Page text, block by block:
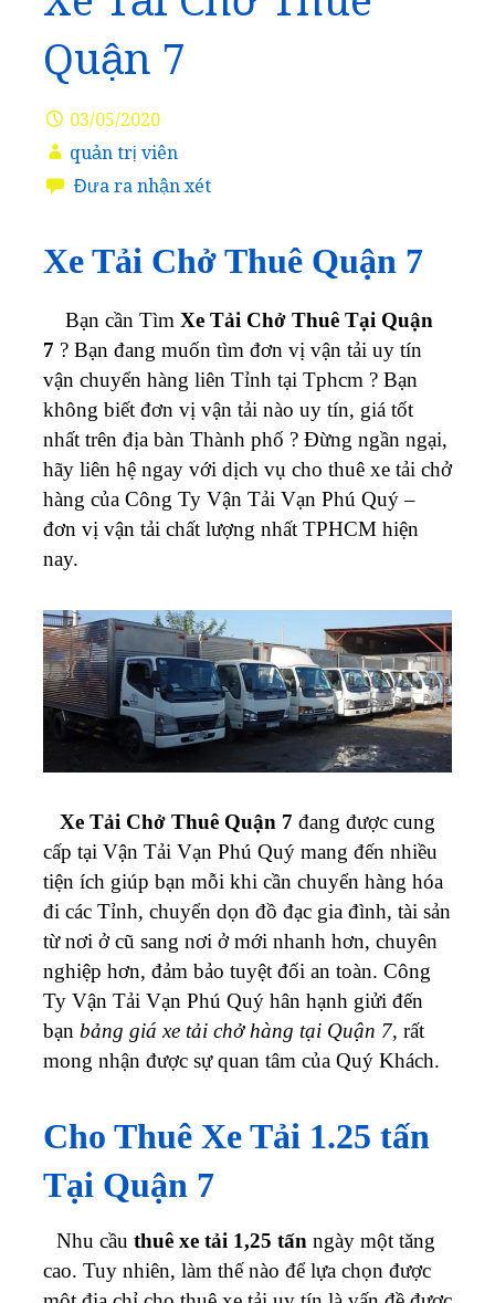
Quận 7
03/05/2020
quản trị viên
Đưa ra nhận xét
Xe Tải Chở Thuê Quận 7
Bạn cần Tìm Xe Tải Chở Thuê Tại Quận
7 ? Bạn đang muốn tìm đơn vị vận tải uy tín
vận chuyển hàng liên Tỉnh tại Tphcm ? Bạn
không biết đơn vị vận tải nào uy tín, giá tốt
nhất trên địa bàn Thành phố ? Đừng ngần ngại,
hãy liên hệ ngay với dịch vụ cho thuê xe tải chở
hàng của Công Ty Vận Tải Vạn Phú Quý –
đơn vị vận tải chất lượng nhất TPHCM hiện
nay.
Xe Tải Chở Thuê Quận 7 đang được cung
cấp tại Vận Tải Vạn Phú Quý mang đến nhiều
tiện ích giúp bạn mỗi khi cần chuyển hàng hóa
đi các Tỉnh, chuyển dọn đồ đạc gia đình, tài sản
từ nơi ở cũ sang nơi ở mới nhanh hơn, chuyên
nghiệp hơn, đảm bảo tuyệt đối an toàn. Công
Ty Vận Tải Vạn Phú Quý hân hạnh giửi đến
bạn bảng giá xe tải chở hàng tại Quận 7, rất
mong nhận được sự quan tâm của Quý Khách.
Cho Thuê Xe Tải 1.25 tấn
Tại Quận 7
Nhu cầu thuê xe tải 1,25 tấn ngày một tăng
cao. Tuy nhiên, làm thế nào để lựa chọn được